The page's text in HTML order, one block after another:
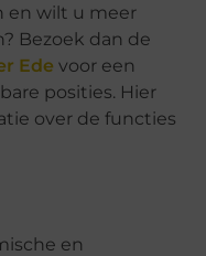
en wilt u meer
Bezoek dan de
Ede voor een
posities. Hier
over de functies
en